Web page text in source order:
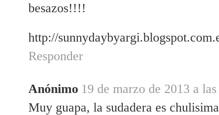
besazos!!!!
http://
Responder
Anónimo 19 de marzo de 2013 a
Muy guapa, la sudadera es